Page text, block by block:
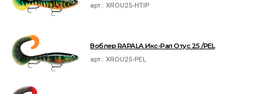
арт.:XROU25-HTIP
Воблер RAPALA Икс-Рап Отус 25 /PEL
арт.:XROU25-PEL